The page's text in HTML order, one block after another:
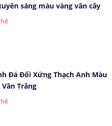
sáng màu vàng vân cây
Đá Đối Xứng Thạch Anh Màu
Trắng